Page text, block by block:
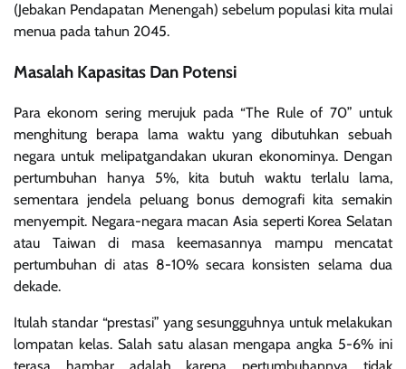
(Jebakan Pendapatan Menengah) sebelum populasi kita mulai
menua pada tahun 2045.
Masalah Kapasitas Dan Potensi
Para ekonom sering merujuk pada “The Rule of 70” untuk
menghitung berapa lama waktu yang dibutuhkan sebuah
negara untuk melipatgandakan ukuran ekonominya. Dengan
pertumbuhan hanya 5%, kita butuh waktu terlalu lama,
sementara jendela peluang bonus demografi kita semakin
menyempit. Negara-negara macan Asia seperti Korea Selatan
atau Taiwan di masa keemasannya mampu mencatat
pertumbuhan di atas 8-10% secara konsisten selama dua
dekade.
Itulah standar “prestasi” yang sesungguhnya untuk melakukan
lompatan kelas. Salah satu alasan mengapa angka 5-6% ini